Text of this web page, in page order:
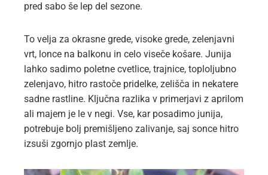
pred sabo še lep del sezone.
To velja za okrasne grede, visoke grede, zelenjavni
vrt, lonce na balkonu in celo viseče košare. Junija
lahko sadimo poletne cvetlice, trajnice, toploljubno
zelenjavo, hitro rastoče pridelke, zelišča in nekatere
sadne rastline. Ključna razlika v primerjavi z aprilom
ali majem je le v negi. Vse, kar posadimo junija,
potrebuje bolj premišljeno zalivanje, saj sonce hitro
izsuši zgornjo plast zemlje.